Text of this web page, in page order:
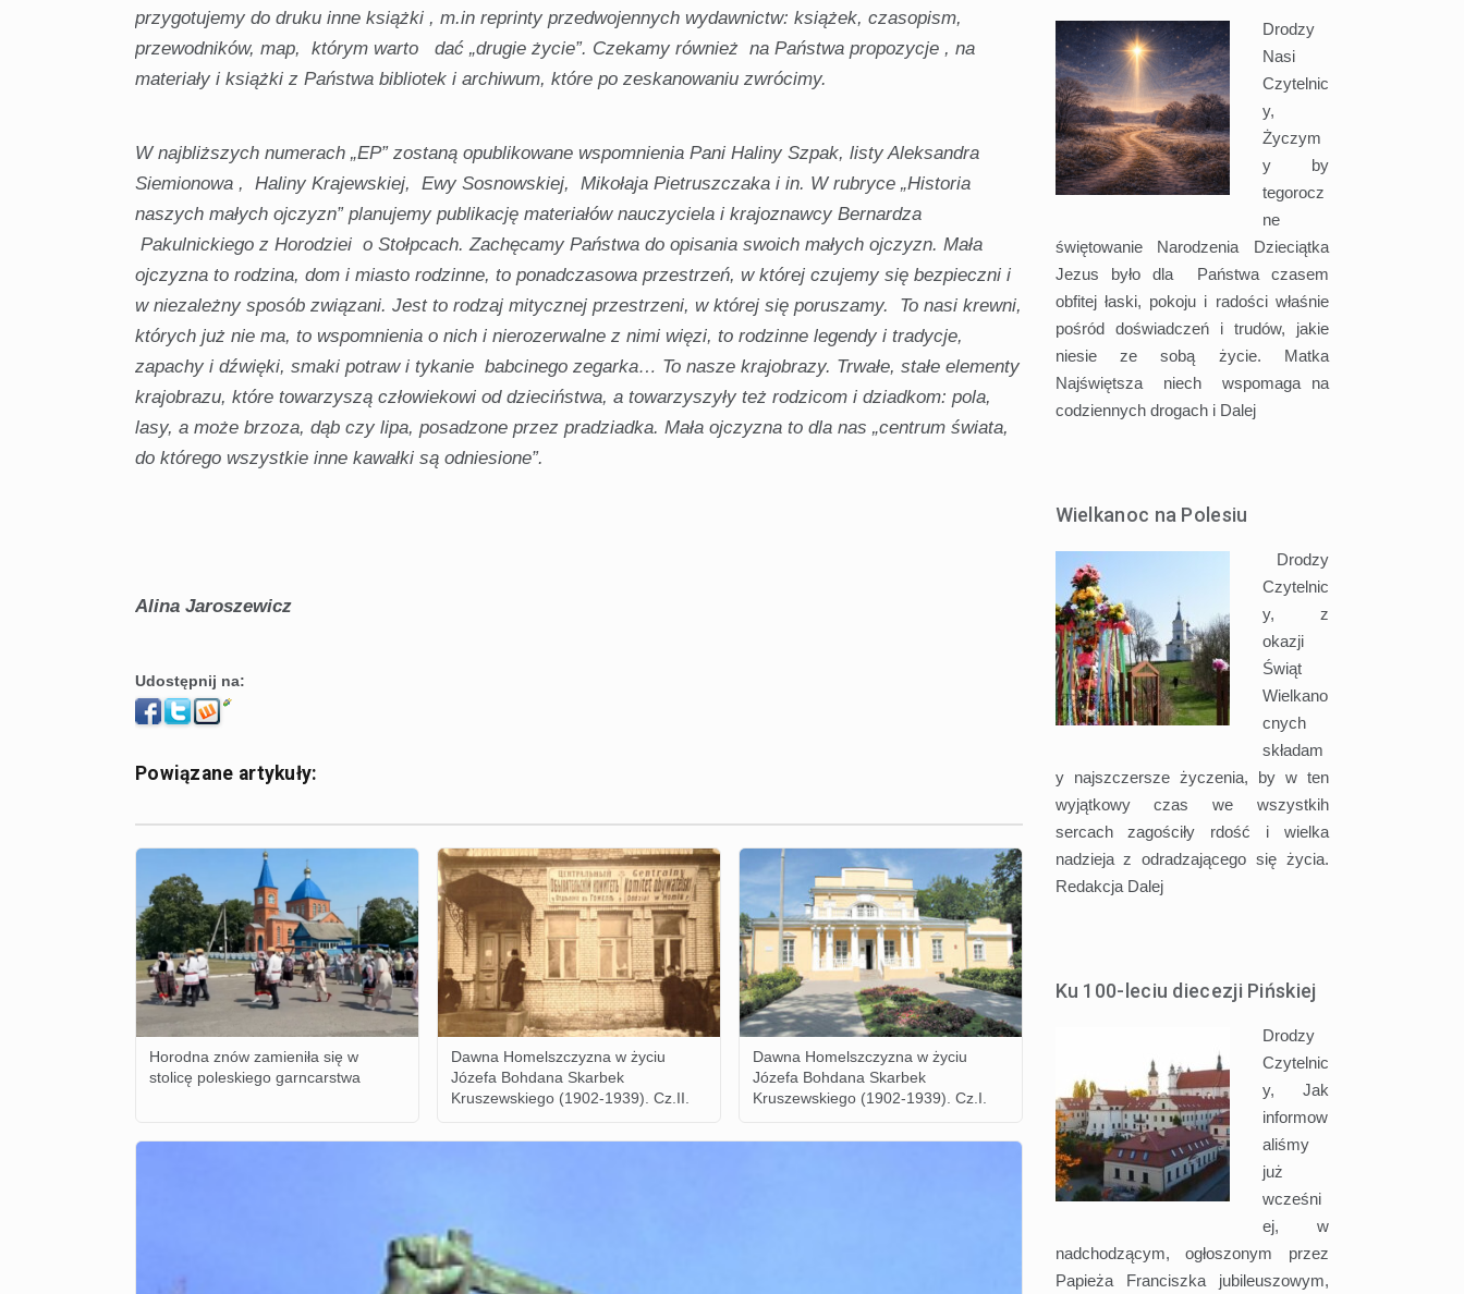
przygotujemy do druku inne książki , m.in reprinty przedwojennych wydawnictw: książek, czasopism,
przewodników, map, którym warto dać „drugie życie”. Czekamy również na Państwa propozycje , na
materiały i książki z Państwa bibliotek i archiwum, które po zeskanowaniu zwrócimy.
W najbliższych numerach „EP” zostaną opublikowane wspomnienia Pani Haliny Szpak, listy Aleksandra
Siemionowa , Haliny Krajewskiej, Ewy Sosnowskiej, Mikołaja Pietruszczaka i in. W rubryce „Historia
naszych małych ojczyzn” planujemy publikację materiałów nauczyciela i krajoznawcy Bernardza
Pakulnickiego z Horodziei o Stołpcach. Zachęcamy Państwa do opisania swoich małych ojczyzn. Mała
ojczyzna to rodzina, dom i miasto rodzinne, to ponadczasowa przestrzeń, w której czujemy się bezpieczni i
w niezależny sposób związani. Jest to rodzaj mitycznej przestrzeni, w której się poruszamy. To nasi krewni,
których już nie ma, to wspomnienia o nich i nierozerwalne z nimi więzi, to rodzinne legendy i tradycje,
zapachy i dźwięki, smaki potraw i tykanie babcinego zegarka… To nasze krajobrazy. Trwałe, stałe elementy
krajobrazu, które towarzyszą człowiekowi od dzieciństwa, a towarzyszyły też rodzicom i dziadkom: pola,
lasy, a może brzoza, dąb czy lipa, posadzone przez pradziadka. Mała ojczyzna to dla nas „centrum świata,
do którego wszystkie inne kawałki są odniesione”.
Alina Jaroszewicz
Udostępnij na:
Powiązane artykuły:
Horodna znów zamieniła się w
stolicę poleskiego garncarstwa
Dawna Homelszczyzna w życiu
Józefa Bohdana Skarbek
Kruszewskiego (1902-1939). Cz.II.
Dawna Homelszczyzna w życiu
Józefa Bohdana Skarbek
Kruszewskiego (1902-1939). Cz.I.
Drodzy
Nasi
Czytelnic
y,
Życzym
y by
tegorocz
ne
świętowanie Narodzenia Dzieciątka
Jezus było dla Państwa czasem
obfitej łaski, pokoju i radości właśnie
pośród doświadczeń i trudów, jakie
niesie ze sobą życie. Matka
Najświętsza niech wspomaga na
codziennych drogach i Dalej
Wielkanoc na Polesiu
Drodzy
Czytelnic
y, z
okazji
Świąt
Wielkano
cnych
składam
y najszczersze życzenia, by w ten
wyjątkowy czas we wszystkih
sercach zagościły rdość i wielka
nadzieja z odradzającego się życia.
Redakcja Dalej
Ku 100-leciu diecezji Pińskiej
Drodzy
Czytelnic
y, Jak
informow
aliśmy
już
wcześni
ej, w
nadchodzącym, ogłoszonym przez
Papieża Franciszka jubileuszowym,